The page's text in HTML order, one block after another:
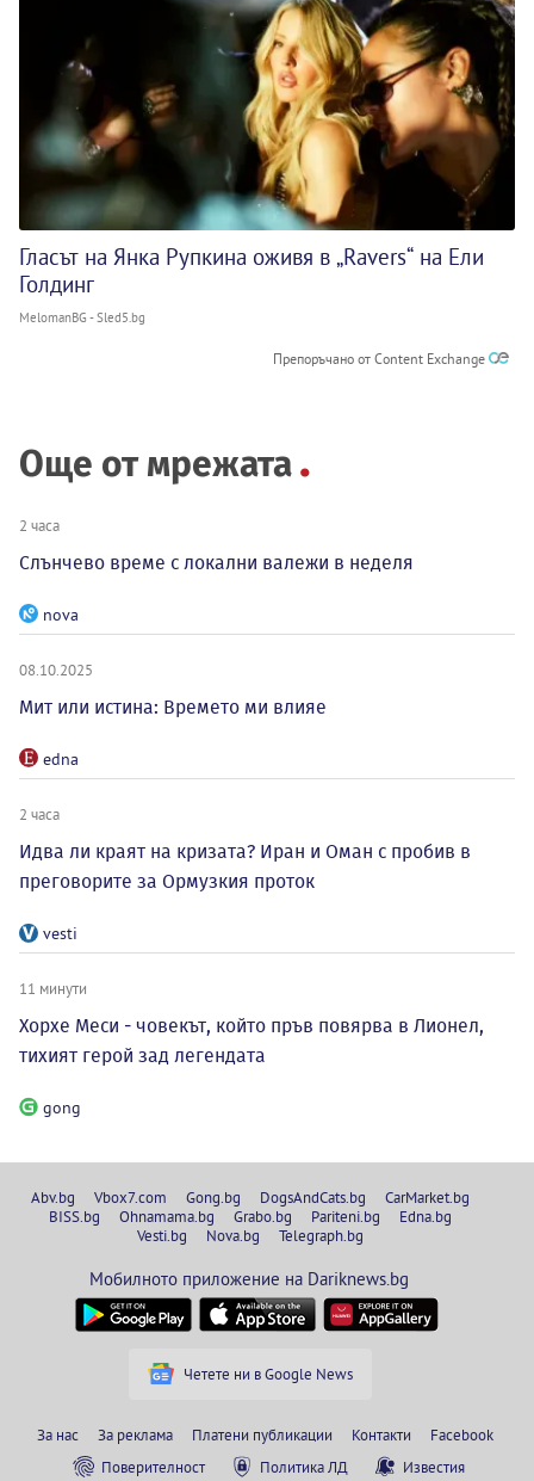
Гласът на Янка Рупкина оживя в „Ravers“ на Ели
Голдинг
MelomanBG - Sled5.bg
Препоръчано от Content Exchange
Още от мрежата
2 часа
Слънчево време с локални валежи в неделя
nova
08.10.2025
Мит или истина: Времето ми влияе
edna
2 часа
Идва ли краят на кризата? Иран и Оман с пробив в
преговорите за Ормузкия проток
vesti
11 минути
Хорхе Меси - човекът, който пръв повярва в Лионел,
тихият герой зад легендата
gong
Abv.bg Vbox7.com Gong.bg DogsAndCats.bg
CarMarket.bg
BISS.bg
Ohnamama.bg Grabo.bg Pariteni.bg
Edna.bg
Vesti.bg
Nova.bg Telegraph.bg
Мобилното приложение на Dariknews.bg
Четете ни в Google News
За нас За реклама Платени публикации Контакти
Facebook
Поверителност
Политика ЛД Известия